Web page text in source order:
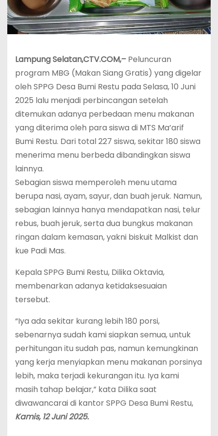
Lampung Selatan,CTV.COM,– Peluncuran
program MBG (Makan Siang Gratis) yang digelar
oleh SPPG Desa Bumi Restu pada Selasa, 10 Juni
2025 lalu menjadi perbincangan setelah
ditemukan adanya perbedaan menu makanan
yang diterima oleh para siswa di MTS Ma’arif
Bumi Restu. Dari total 227 siswa, sekitar 180 siswa
menerima menu berbeda dibandingkan siswa
lainnya.
Sebagian siswa memperoleh menu utama
berupa nasi, ayam, sayur, dan buah jeruk. Namun,
sebagian lainnya hanya mendapatkan nasi, telur
rebus, buah jeruk, serta dua bungkus makanan
ringan dalam kemasan, yakni biskuit Malkist dan
kue Padi Mas.
Kepala SPPG Bumi Restu, Dilika Oktavia,
membenarkan adanya ketidaksesuaian
tersebut.
“Iya ada sekitar kurang lebih 180 porsi,
sebenarnya sudah kami siapkan semua, untuk
perhitungan itu sudah pas, namun kemungkinan
yang kerja menyiapkan menu makanan porsinya
lebih, maka terjadi kekurangan itu. Iya kami
masih tahap belajar,” kata Dilika saat
diwawancarai di kantor SPPG Desa Bumi Restu,
Kamis, 12 Juni 2025.